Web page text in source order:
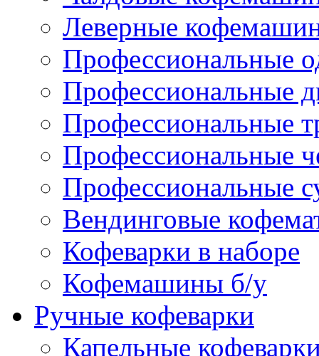
Леверные
Профессиональные
Профессиональные
Профессиональные
Профессиональные
Профессиональные
Вендинговые
Кофеварки в наборе
Кофемашины б/у
Ручные кофеварки
Капельные